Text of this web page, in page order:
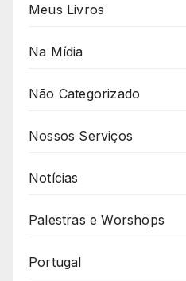
Meus Livros
Na Mídia
Não Categorizado
Nossos Serviços
Notícias
Palestras e Worshops
Portugal